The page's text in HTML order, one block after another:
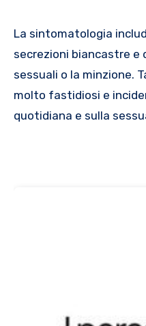
La sintomatologia
secrezioni biancastre e
sessuali o la minzione.
molto fastidiosi e
quotidiana e sulla